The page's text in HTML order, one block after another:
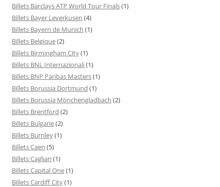
Billets Barclays ATP World Tour Finals(1)
Billets Bayer Leverkusen (4)
Billets Bayern de Munich (1)
Billets Belgique(2)
Billets Birmingham City(1)
Billets BNL Internazionali(1)
Billets BNP Paribas Masters(1)
Billets Borussia Dortmund (1)
Billets Borussia Mönchengladbach (2)
Billets Brentford (2)
Billets Bulgarie(2)
Billets Burnley(1)
Billets Caen (5)
Billets Cagliari(1)
Billets Capital One(1)
Billets Cardiff City(1)